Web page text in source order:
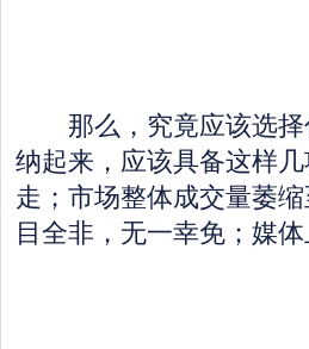
那么，究竟应该选择
纳起来，应该具备这样
走；市场整体成交量萎
目全非，无一幸免；媒